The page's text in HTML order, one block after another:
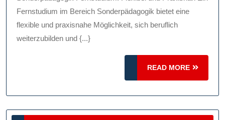
Karriereorientiert
Fernstudium im Bereich Sonderpädagogik bietet eine
flexible und praxisnahe Möglichkeit, sich beruflich
weiterzubilden und {...}
READ MORE
READ
MORE